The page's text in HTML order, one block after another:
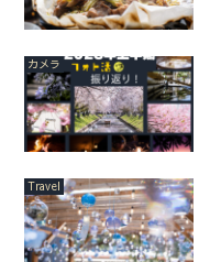
カメラ
Travel